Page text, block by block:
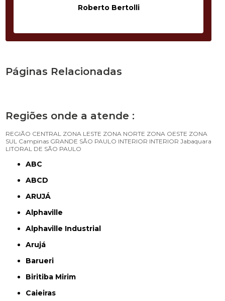
Roberto Bertolli
Páginas Relacionadas
Regiões onde a atende :
REGIÃO CENTRAL ZONA LESTE ZONA NORTE ZONA OESTE ZONA
SUL Campinas GRANDE SÃO PAULO INTERIOR INTERIOR Jabaquara
LITORAL DE SÃO PAULO
ABC
ABCD
ARUJÁ
Alphaville
Alphaville Industrial
Arujá
Barueri
Biritiba Mirim
Caieiras